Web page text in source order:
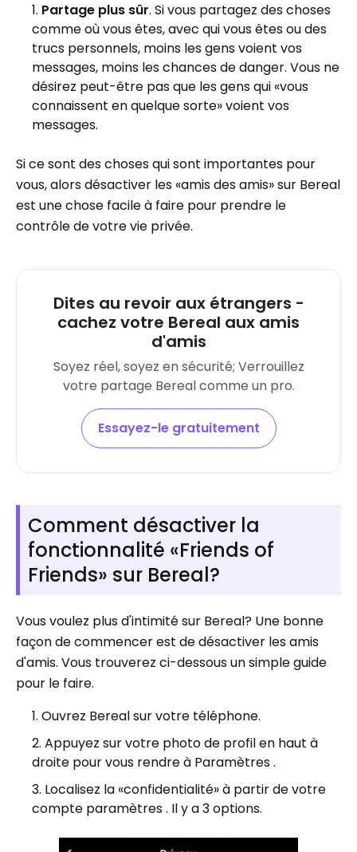
Partage plus sûr. Si vous partagez des choses
comme où vous êtes, avec qui vous êtes ou des
trucs personnels, moins les gens voient vos
messages, moins les chances de danger. Vous ne
désirez peut-être pas que les gens qui «vous
connaissent en quelque sorte» voient vos
messages.
Si ce sont des choses qui sont importantes pour
vous, alors désactiver les «amis des amis» sur Bereal
est une chose facile à faire pour prendre le
contrôle de votre vie privée.
Dites au revoir aux étrangers -
cachez votre Bereal aux amis
d'amis
Soyez réel, soyez en sécurité; Verrouillez
votre partage Bereal comme un pro.
Essayez-le gratuitement
Comment désactiver la
fonctionnalité «Friends of
Friends» sur Bereal?
Vous voulez plus d'intimité sur Bereal? Une bonne
façon de commencer est de désactiver les amis
d'amis. Vous trouverez ci-dessous un simple guide
pour le faire.
Ouvrez Bereal sur votre téléphone.
Appuyez sur votre photo de profil en haut à
droite pour vous rendre à Paramètres .
Localisez la «confidentialité» à partir de votre
compte paramètres . Il y a 3 options.